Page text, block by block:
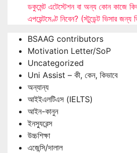
ডকুমেন্ট এটেস্টেশন বা অন্য কোন কাজে
এপয়েন্টমেণ্ট নিবেন? (স্টুডেন্ট ভিসার জন্য
BSAAG contributors
Motivation Letter/SoP
Uncategorized
Uni Assist – কী, কেন, কিভাবে
অন্যান্য
আইইএলটিএস (IELTS)
আইন-কানুন
ইনস্যুরেন্স
উচ্চশিক্ষা
এজেন্সি/দালাল